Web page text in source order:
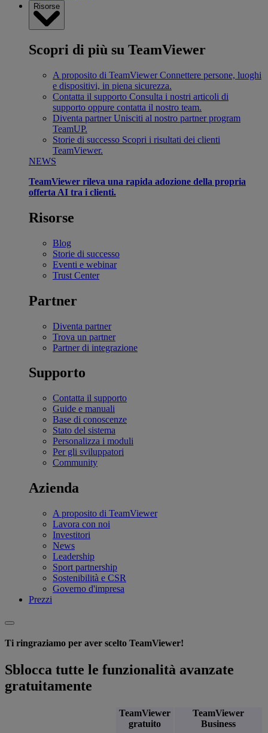
Risorse
Scopri di più su TeamViewer
A proposito di TeamViewer Connettere persone, luoghi
e dispositivi, in piena sicurezza.
Contatta il supporto Consulta i nostri articoli di
supporto oppure contatta il nostro team.
Diventa partner Unisciti al nostro partner program
TeamUP.
Storie di successo Scopri i risultati dei clienti
TeamViewer.
NEWS
TeamViewer rileva una rapida adozione della propria
offerta AI tra i clienti.
Risorse
Blog
Storie di successo
Eventi e webinar
Trust Center
Partner
Diventa partner
Trova un partner
Partner di integrazione
Supporto
Contatta il supporto
Guide e manuali
Base di conoscenze
Stato del sistema
Personalizza i moduli
Per gli sviluppatori
Community
Azienda
A proposito di TeamViewer
Lavora con noi
Investitori
News
Leadership
Sport partnership
Sostenibilità e CSR
Governo d'impresa
Prezzi
Ti ringraziamo per aver scelto TeamViewer!
Sblocca tutte le funzionalità avanzate
gratuitamente
TeamViewer
gratuito
TeamViewer
Business